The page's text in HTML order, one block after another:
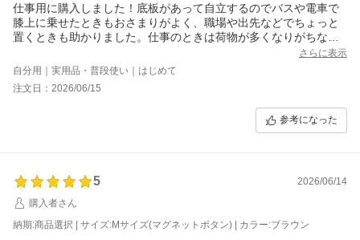
仕事用に購入しました！底板があって自立するのでバスや電車で
膝上に乗せたときもおさまりがよく、職場や出先などでちょっと
置くときも助かりました。仕事のときは荷物が多くなりがちなの
ですが、ハンドル部分が肉厚なので、肩が痛くならず持ちやすい
です。表面にシボがあって高見えするし、マグネットで閉じられ
るのも自分の中で完璧でした！
内側もベロア調で安っぽくないので恥ずかしくないですし、仕切
り巾着まで付いてるので、汚れ防止にもなってもう本当にこのバ
ッグ買ってよかったです！他のカラーも欲しくなっています。
さらに表示
自分用｜実用品・普段使い｜はじめて
注文日：2026/06/15
参考になった
5
2026/06/14
購入者さん
納期:商品選択 | サイズ:Mサイズ(マグネットボタン) | カラー:ブラウン